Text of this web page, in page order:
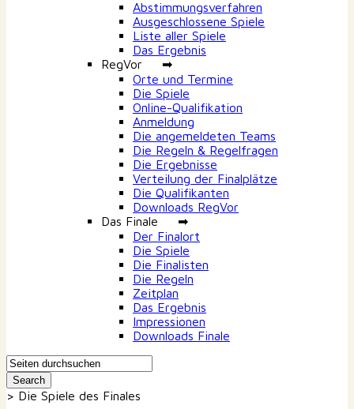
Abstimmungsverfahren
Ausgeschlossene Spiele
Liste aller Spiele
Das Ergebnis
RegVor ➡
Orte und Termine
Die Spiele
Online-Qualifikation
Anmeldung
Die angemeldeten Teams
Die Regeln & Regelfragen
Die Ergebnisse
Verteilung der Finalplätze
Die Qualifikanten
Downloads RegVor
Das Finale ➡
Der Finalort
Die Spiele
Die Finalisten
Die Regeln
Zeitplan
Das Ergebnis
Impressionen
Downloads Finale
> Die Spiele des Finales